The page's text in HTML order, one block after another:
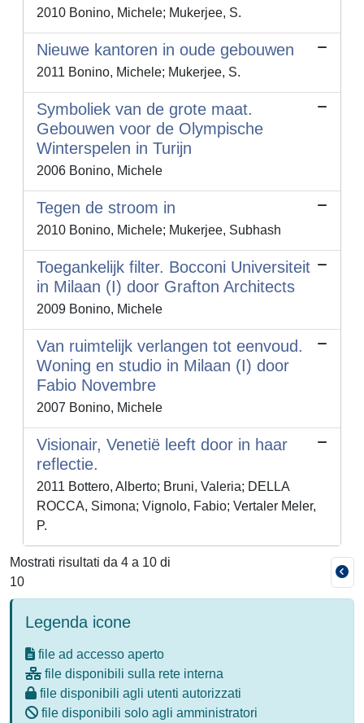
2010 Bonino, Michele; Mukerjee, S.
Nieuwe kantoren in oude gebouwen
2011 Bonino, Michele; Mukerjee, S.
Symboliek van de grote maat.
Gebouwen voor de Olympische
Winterspelen in Turijn
2006 Bonino, Michele
Tegen de stroom in
2010 Bonino, Michele; Mukerjee, Subhash
Toegankelijk filter. Bocconi Universiteit
in Milaan (I) door Grafton Architects
2009 Bonino, Michele
Van ruimtelijk verlangen tot eenvoud.
Woning en studio in Milaan (I) door
Fabio Novembre
2007 Bonino, Michele
Visionair, Venetië leeft door in haar
reflectie.
2011 Bottero, Alberto; Bruni, Valeria; DELLA
ROCCA, Simona; Vignolo, Fabio; Vertaler Meler,
P.
Mostrati risultati da 4 a 10 di
10
Legenda icone
file ad accesso aperto
file disponibili sulla rete interna
file disponibili agli utenti autorizzati
file disponibili solo agli amministratori